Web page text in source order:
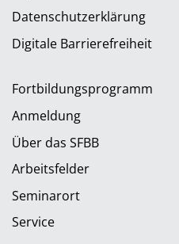
Datenschutzerklärung
Digitale Barrierefreiheit
Fortbildungsprogramm
Anmeldung
Über das SFBB
Arbeitsfelder
Seminarort
Service